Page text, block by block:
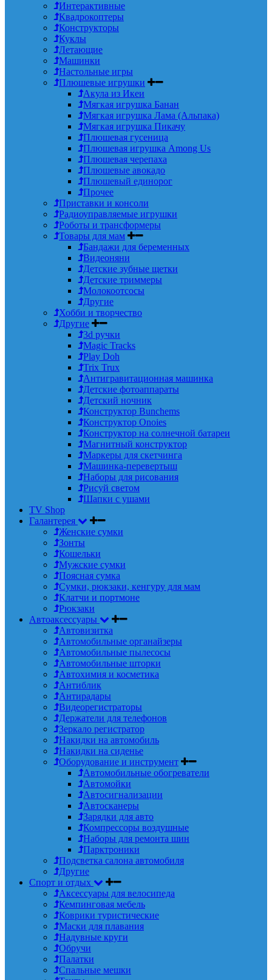
Интерактивные
Квадрокоптеры
Конструкторы
Куклы
Летающие
Машинки
Настольные игры
Плюшевые игрушки
Акула из Икеи
Мягкая игрушка Банан
Мягкая игрушка Лама (Альпака)
Мягкая игрушка Пикачу
Плюшевая гусеница
Плюшевая игрушка Among Us
Плюшевая черепаха
Плюшевые авокадо
Плюшевый единорог
Прочее
Приставки и консоли
Радиоуправляемые игрушки
Роботы и трансформеры
Товары для мам
Бандажи для беременных
Видеоняни
Детские зубные щетки
Детские триммеры
Молокоотсосы
Другие
Хобби и творчество
Другие
3d ручки
Magic Tracks
Play Doh
Trix Trux
Антигравитационная машинка
Детские фотоаппараты
Детский ночник
Конструктор Bunchems
Конструктор Onoies
Конструктор на солнечной батареи
Магнитный конструктор
Маркеры для скетчинга
Машинка-перевертыш
Наборы для рисования
Рисуй светом
Шапки с ушами
TV Shop
Галантерея
Женские сумки
Зонты
Кошельки
Мужские сумки
Поясная сумка
Сумки, рюкзаки, кенгуру для мам
Клатчи и портмоне
Рюкзаки
Автоаксессуары
Автовизитка
Автомобильные органайзеры
Автомобильные пылесосы
Автомобильные шторки
Автохимия и косметика
Антиблик
Антирадары
Видеорегистраторы
Держатели для телефонов
Зеркало регистратор
Накидки на автомобиль
Накидки на сиденье
Оборудование и инструмент
Автомобильные обогреватели
Автомойки
Автосигнализации
Автосканеры
Зарядки для авто
Компрессоры воздушные
Наборы для ремонта шин
Парктроники
Подсветка салона автомобиля
Другие
Спорт и отдых
Аксессуары для велосипеда
Кемпинговая мебель
Коврики туристические
Маски для плавания
Надувные круги
Обручи
Палатки
Спальные мешки